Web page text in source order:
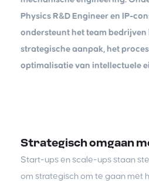
Physics R&D Engineer en IP-
ondersteunt het team bedrijven
strategische aanpak, het
optimalisatie van intellectuele
Strategisch omgaan
Start-ups en scale-ups staan
om strategisch om te gaan met